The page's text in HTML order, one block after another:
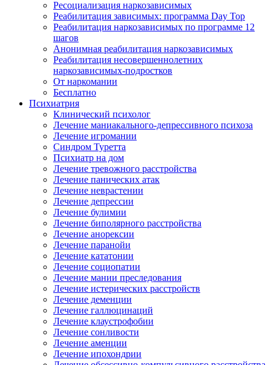
Ресоциализация наркозависимых
Реабилитация зависимых: программа Day Top
Реабилитация наркозависимых по программе 12
шагов
Анонимная реабилитация наркозависимых
Реабилитация несовершеннолетних
наркозависимых-подростков
От наркомании
Бесплатно
Психиатрия
Клинический психолог
Лечение маниакального-депрессивного психоза
Лечение игромании
Синдром Туретта
Психиатр на дом
Лечение тревожного расстройства
Лечение панических атак
Лечение неврастении
Лечение депрессии
Лечение булимии
Лечение биполярного расстройства
Лечение анорексии
Лечение паранойи
Лечение кататонии
Лечение социопатии
Лечение мании преследования
Лечение истерических расстройств
Лечение деменции
Лечение галлюцинаций
Лечение клаустрофобии
Лечение сонливости
Лечение аменции
Лечение ипохондрии